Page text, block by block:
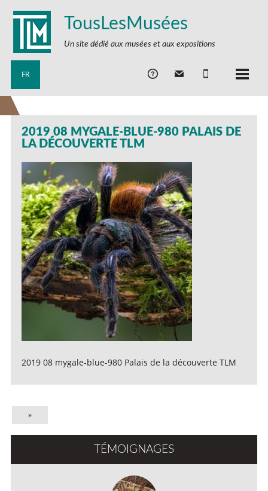
TousLesMusées
Un site dédié aux musées et aux expositions
FR
2019 08 MYGALE-BLUE-980 PALAIS DE
LA DÉCOUVERTE TLM
2019 08 mygale-blue-980 Palais de la découverte TLM
»
TÉMOIGNAGES